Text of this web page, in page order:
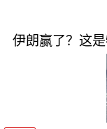
伊朗赢了？这